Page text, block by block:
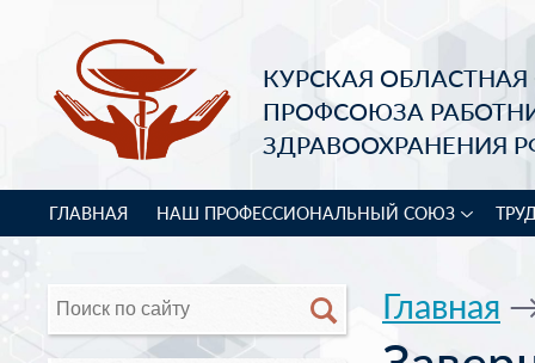
КУРСКАЯ
ПРОФСОЮЗА
ЗДРАВООХРАНЕНИЯ
ГЛАВНАЯ НАШ ПРОФЕССИОНАЛЬНЫЙ СОЮЗ
Главная